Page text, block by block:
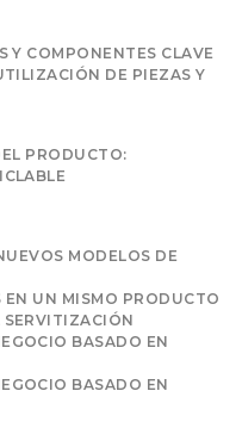
Y COMPONENTES CLAVE
DE PIEZAS Y
PRODUCTO:
MODELOS DE
UN MISMO PRODUCTO
BASADO EN
BASADO EN